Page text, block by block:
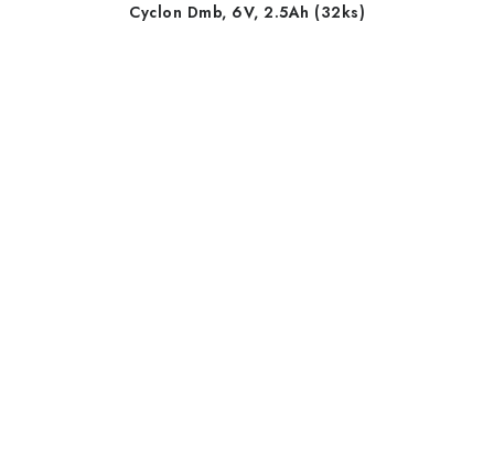
Cyclon Dmb, 6V, 2.5Ah (32ks)